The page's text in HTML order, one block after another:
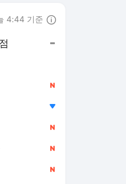
4:44 기준